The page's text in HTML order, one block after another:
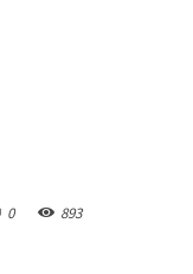
0 893